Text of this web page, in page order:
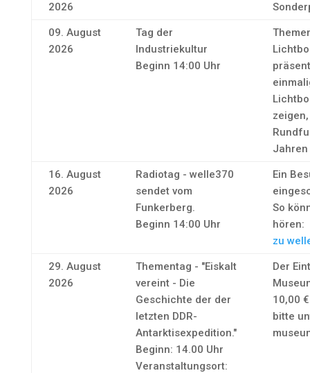
2026
09. August
2026
Tag der
Industriekultur
Beginn 14:00 Uhr
16. August
2026
Radiotag - welle370
sendet vom
Funkerberg.
Beginn 14:00 Uhr
Ein
So
hören:
zu
29. August
2026
Thementag - "Eiskalt
vereint - Die
Geschichte der der
letzten DDR-
Antarktisexpedition."
Beginn: 14.00 Uhr
Veranstaltungsort:
Der
10,00
bitte